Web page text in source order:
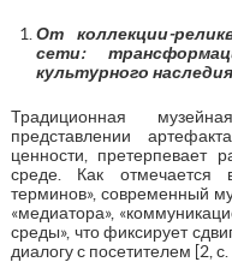
От коллекции-
сети:
культурного наследия
Традиционная
представлении
ценности, претерпевает
среде. Как отмечается
терминов», современный
«медиатора»,
среды», что фиксирует
диалогу с посетителем [2, с.